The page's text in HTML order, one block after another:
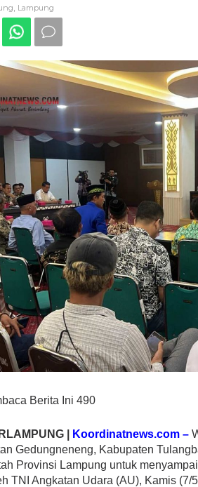
Lampung
Berita Ini 490
| Koordinatnews.com –
Gedungneneng, Kabupaten
Provinsi Lampung untuk
TNI Angkatan Udara (AU), Kamis (7/